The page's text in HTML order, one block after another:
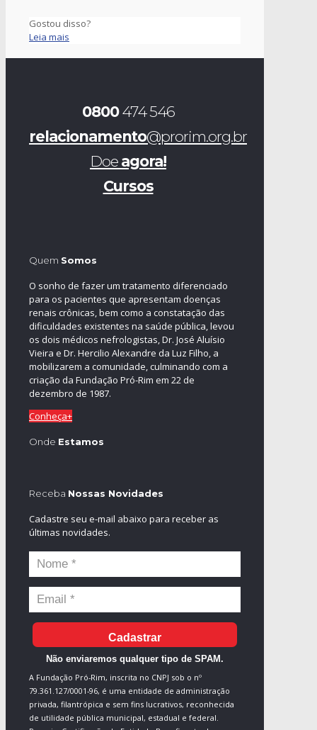
Gostou disso?
Leia mais
0800474 546
relacionamento@prorim.org.br
Doe agora!
Cursos
Quem Somos
O sonho de fazer um tratamento diferenciado
para os pacientes que apresentam doenças
renais crônicas, bem como a constatação das
dificuldades existentes na saúde pública, levou
os dois médicos nefrologistas, Dr. José Aluísio
Vieira e Dr. Hercilio Alexandre da Luz Filho, a
mobilizarem a comunidade, culminando com a
criação da Fundação Pró-Rim em 22 de
dezembro de 1987.
Conheça+
Onde Estamos
Receba Nossas Novidades
Cadastre seu e-mail abaixo para receber as
últimas novidades.
Cadastrar
Não enviaremos qualquer tipo de SPAM.
A Fundação Pró-Rim, inscrita no CNPJ sob o nº
79.361.127/0001-96, é uma entidade de administração
privada, filantrópica e sem fins lucrativos, reconhecida
de utilidade pública municipal, estadual e federal.